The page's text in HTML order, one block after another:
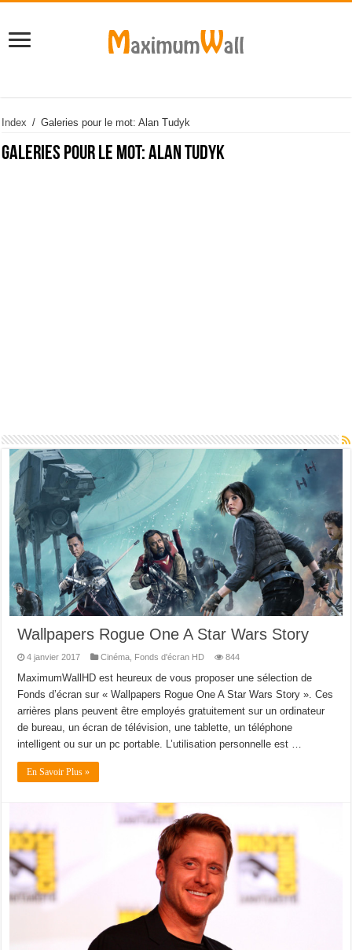
Index / Galeries pour le mot: Alan Tudyk
Galeries pour le mot:Alan Tudyk
Wallpapers Rogue One A Star Wars Story
4 janvier 2017 Cinéma Fonds d'écran HD 844
MaximumWallHD est heureux de vous proposer une sélection de
Fonds d’écran sur « Wallpapers Rogue One A Star Wars Story ». Ces
arrières plans peuvent être employés gratuitement sur un ordinateur
de bureau, un écran de télévision, une tablette, un téléphone
intelligent ou sur un pc portable. L’utilisation personnelle est …
En Savoir Plus »